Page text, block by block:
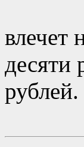
влечет
десяти
рублей.